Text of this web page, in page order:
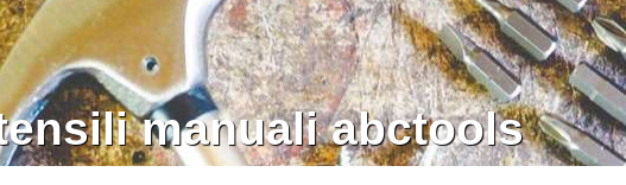
manuali abctools